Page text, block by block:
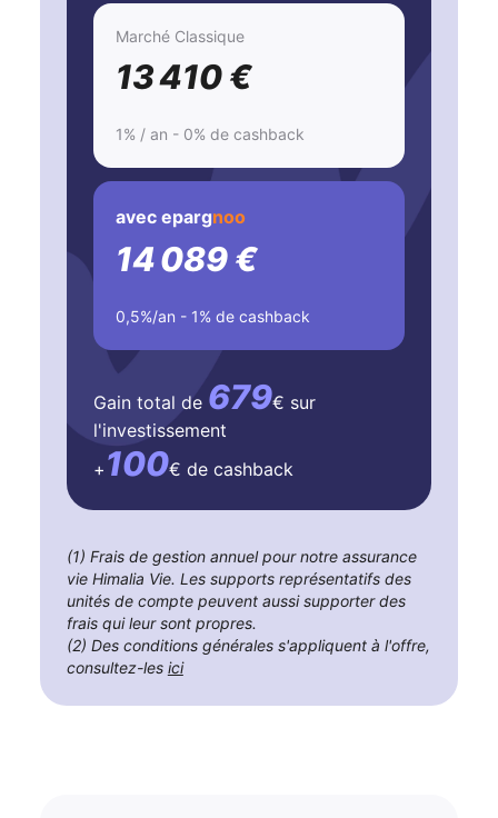
Marché Classique
13 410 €
1% / an - 0% de cashback
avec epargnoo
14 089 €
0,5%/an - 1% de cashback
Gain total de 679€ sur
l'investissement
+ 100€ de cashback
(1) Frais de gestion annuel pour notre assurance
vie Himalia Vie. Les supports représentatifs des
unités de compte peuvent aussi supporter des
frais qui leur sont propres.
(2) Des conditions générales s'appliquent à l'offre,
consultez-les ici